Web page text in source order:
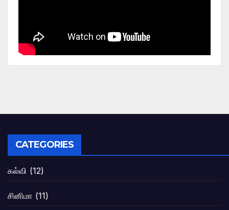
CATEGORIES
கல்வி (12)
சினிமா (11)